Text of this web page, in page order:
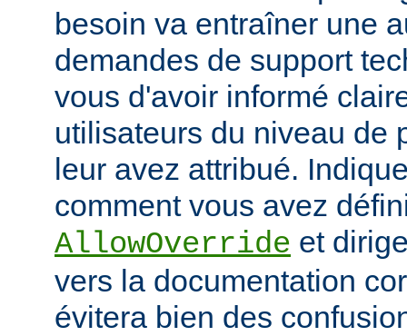
besoin va entraîner une
demandes de support
vous d'avoir informé
utilisateurs du niveau de
leur avez attribué.
comment vous avez
AllowOverride et
vers la documentation
évitera bien des